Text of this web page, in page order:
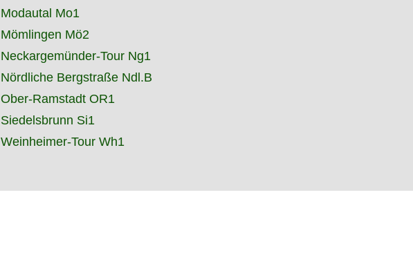
Modautal Mo1
Mömlingen Mö2
Neckargemünder-Tour Ng1
Nördliche Bergstraße Ndl.B
Ober-Ramstadt OR1
Siedelsbrunn Si1
Weinheimer-Tour Wh1